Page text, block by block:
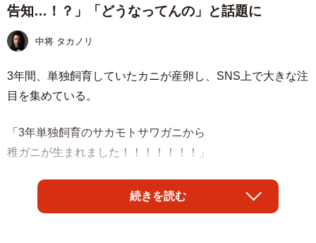
告知…！？」「どうなってんの」と話題に
中将 タカノリ
3年間、単独飼育していたカニが産卵し、SNS上で大きな注
目を集めている。
「3年単独飼育のサカモトサワガニから
稚ガニが生まれました！！！！！！！」
と、その模様を紹介したのはカニ専門のYouTubeチャンネ
ル「非日常のアクアリウム」を運営する、
続きを読む